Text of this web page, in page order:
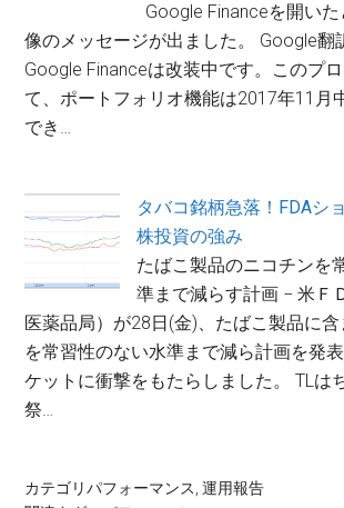
Google Financeを開い
像のメッセージが出ました。 Google翻
Google Financeは改装中です。このプ
て、ポートフォリオ機能は2017年11月
でき…
タバコ銘柄急落！FDAシ
株投資の強み
たばこ製品のニコチンを
準まで減らす計画 − 米Ｆ
医薬品局）が28日(金)、たばこ製品に
を常習性のない水準まで減ら計画を発
ケットに衝撃をもたらしました。 TLは
祭…
カテゴリパフォーマンス ,運用報告